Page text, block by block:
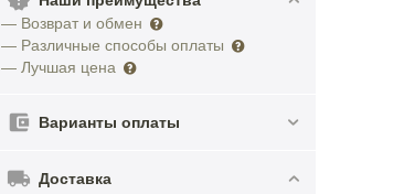
— Возврат и обмен
— Различные способы оплаты
— Лучшая цена
Варианты оплаты
Доставка